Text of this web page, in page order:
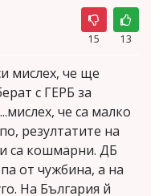
15 13
мислех, че ще
с ГЕРБ за
че са малко
резултатите на
са кошмарни. ДБ
от чужбина, а на
На България й